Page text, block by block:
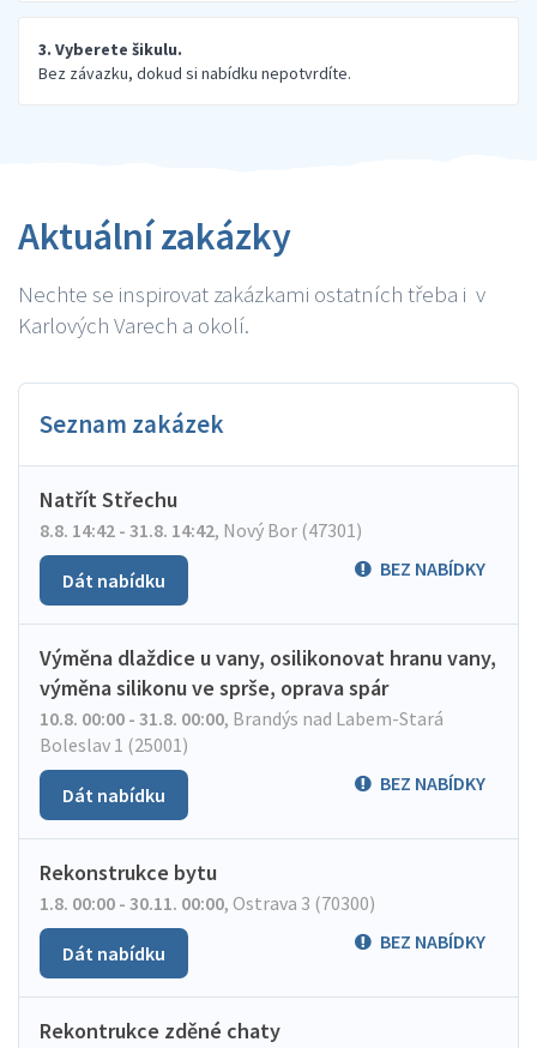
3. Vyberete šikulu.
Bez závazku, dokud si nabídku nepotvrdíte.
Aktuální zakázky
Nechte se inspirovat zakázkami ostatních třeba i v
Karlových Varech a okolí.
Seznam zakázek
Natřít Střechu
8.8. 14:42 - 31.8. 14:42, Nový Bor (47301)
BEZ NABÍDKY
Dát nabídku
Výměna dlaždice u vany, osilikonovat hranu vany,
výměna silikonu ve sprše, oprava spár
10.8. 00:00 - 31.8. 00:00, Brandýs nad Labem-Stará
Boleslav 1 (25001)
BEZ NABÍDKY
Dát nabídku
Rekonstrukce bytu
1.8. 00:00 - 30.11. 00:00, Ostrava 3 (70300)
BEZ NABÍDKY
Dát nabídku
Rekontrukce zděné chaty